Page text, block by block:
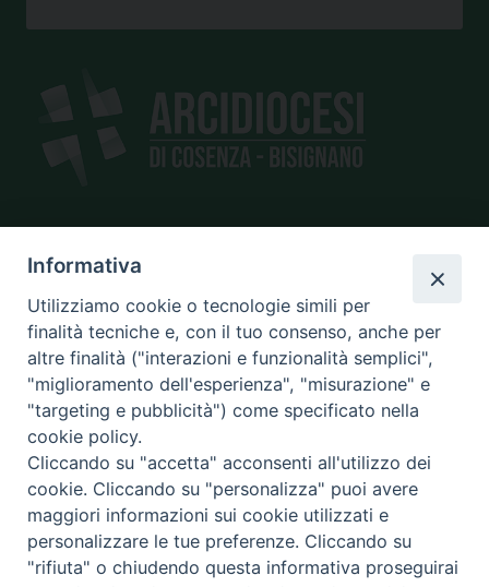
SEDE
piazza Giano Parrasio, 16
87100 Cosenza
CONTATTI
e@mail:info@diocesicosenza.it
tel: +39 0984 687712
Informativa
Utilizziamo cookie o tecnologie simili per
finalità tecniche e, con il tuo consenso, anche per
altre finalità ("interazioni e funzionalità semplici",
"miglioramento dell'esperienza", "misurazione" e
"targeting e pubblicità") come specificato nella
cookie policy.
Cliccando su "accetta" acconsenti all'utilizzo dei
cookie. Cliccando su "personalizza" puoi avere
maggiori informazioni sui cookie utilizzati e
personalizzare le tue preferenze. Cliccando su
"rifiuta" o chiudendo questa informativa proseguirai